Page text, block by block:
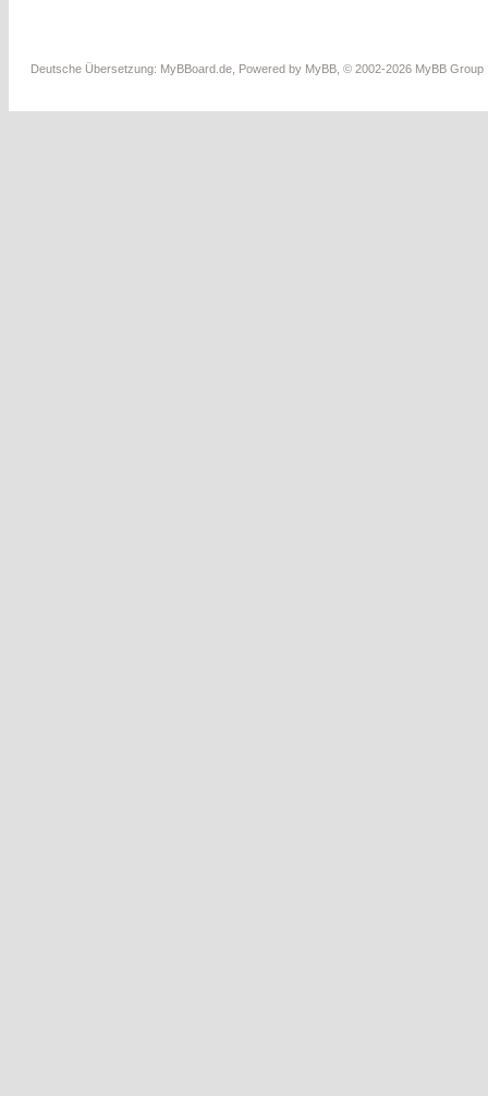
Deutsche Übersetzung: MyBBoard.de , Powered by MyBB , © 2002-2026 MyBB Group